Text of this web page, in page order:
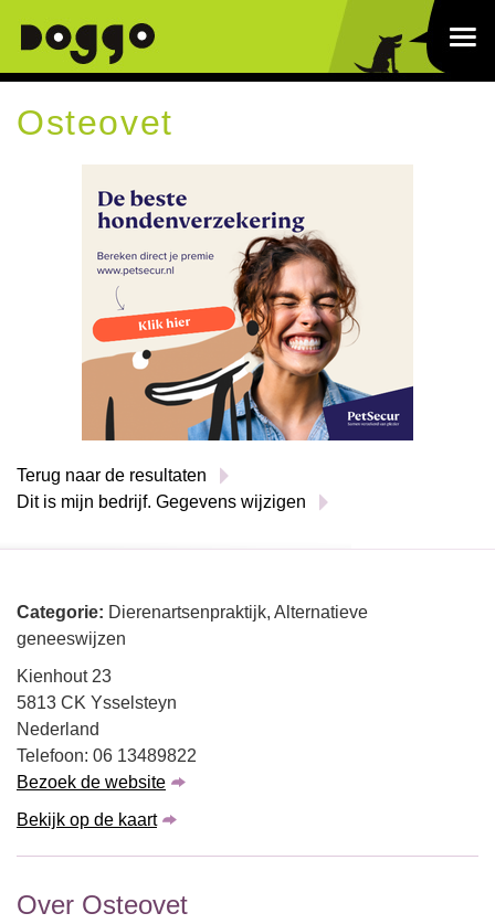
Osteovet
Terug naar de resultaten
Dit is mijn bedrijf. Gegevens wijzigen
Categorie: Dierenartsenpraktijk, Alternatieve
geneeswijzen
Kienhout 23
5813 CK Ysselsteyn
Nederland
Telefoon: 06 13489822
Bezoek de website
Bekijk op de kaart
Over Osteovet